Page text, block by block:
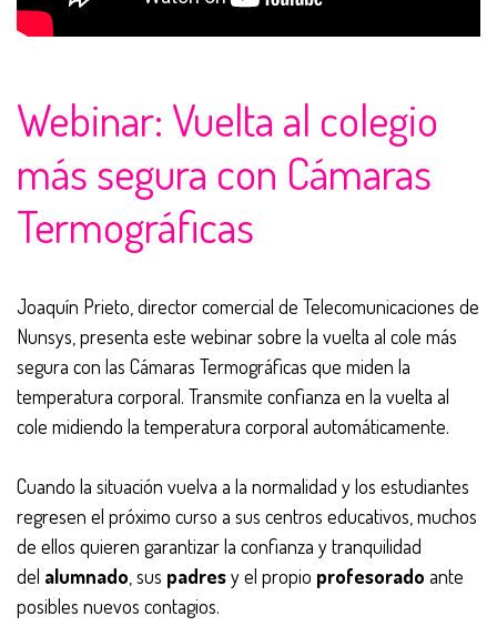
Webinar: Vuelta al colegio
más segura con Cámaras
Termográficas
Joaquín Prieto, director comercial de Telecomunicaciones de
Nunsys, presenta este webinar sobre la vuelta al cole más
segura con las Cámaras Termográficas que miden la
temperatura corporal. Transmite confianza en la vuelta al
cole midiendo la temperatura corporal automáticamente.
Cuando la situación vuelva a la normalidad y los estudiantes
regresen el próximo curso a sus centros educativos, muchos
de ellos quieren garantizar la confianza y tranquilidad
del alumnado , sus padresy el propio profesorado ante
posibles nuevos contagios.